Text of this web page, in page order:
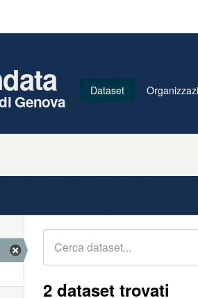
Genova
Dataset
2 dataset trovati